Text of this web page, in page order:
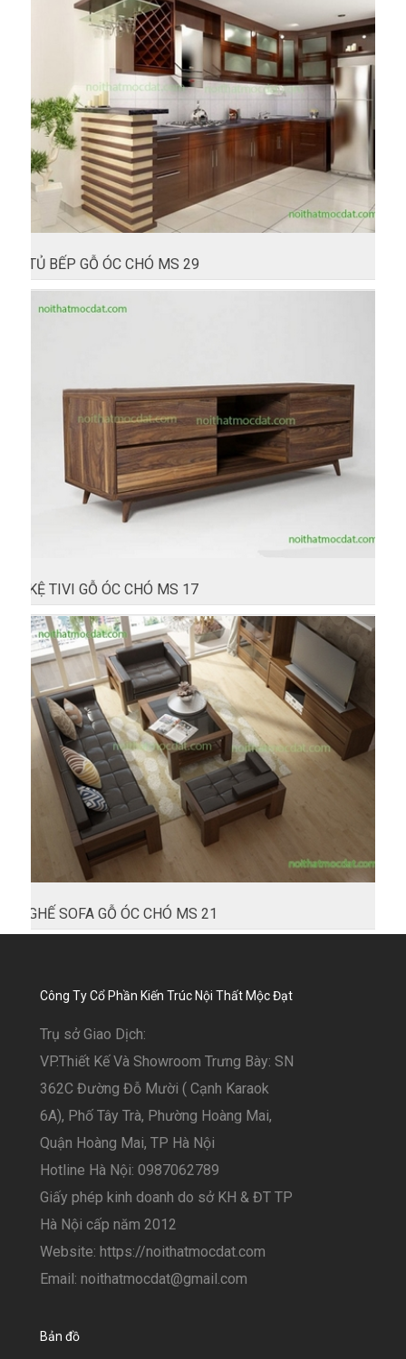
TỦ BẾP GỖ ÓC CHÓ MS 29
KỆ TIVI GỖ ÓC CHÓ MS 17
GHẾ SOFA GỖ ÓC CHÓ MS 21
Công Ty Cổ Phần Kiến Trúc Nội Thất Mộc Đạt
Trụ sở Giao Dịch:
VP.Thiết Kế Và Showroom Trưng Bày: SN
362C Đường Đỗ Mười ( Cạnh Karaok
6A), Phố Tây Trà, Phường Hoàng Mai,
Quận Hoàng Mai, TP Hà Nội
Hotline Hà Nội: 0987062789
Giấy phép kinh doanh do sở KH & ĐT TP
Hà Nội cấp năm 2012
Website: https://noithatmocdat.com
Email: noithatmocdat@gmail.com
Bản đồ